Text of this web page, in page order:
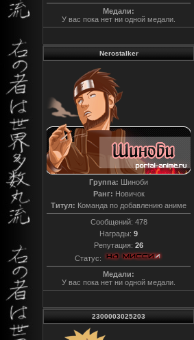
Медали:
У вас пока нет ни одной медали.
Nerostalker
Группа: Шиноби
Ранг: Новичок
Титул: Команда по добавлению аниме
Сообщений: 478
Награды: 9
Репутация: 26
Статус:
Медали:
У вас пока нет ни одной медали.
2300003025203